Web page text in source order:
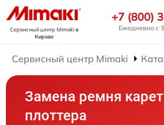
Сервисный центр Mimakiв
Кирове
+7 (800)
Ежедневно с
Сервисный центр Mimaki
Замена ремня
плоттера